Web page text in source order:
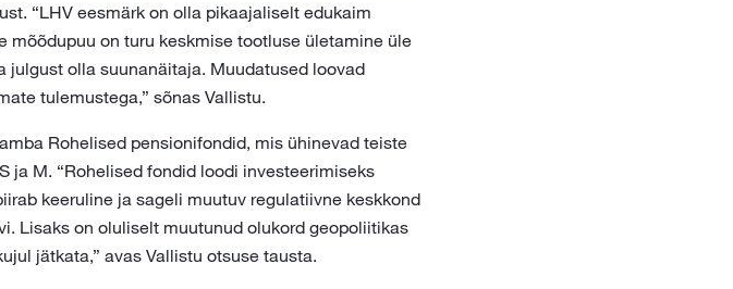
“LHV eesmärk on olla pikaajaliselt edukaim
on turu keskmise tootluse ületamine üle
olla suunanäitaja. Muudatused loovad
tulemustega,” sõnas Vallistu.
Rohelised pensionifondid, mis ühinevad teiste
ja M. “Rohelised fondid loodi investeerimiseks
keeruline ja sageli muutuv regulatiivne keskkond
Lisaks on oluliselt muutunud olukord geopoliitikas
jätkata,” avas Vallistu otsuse tausta.